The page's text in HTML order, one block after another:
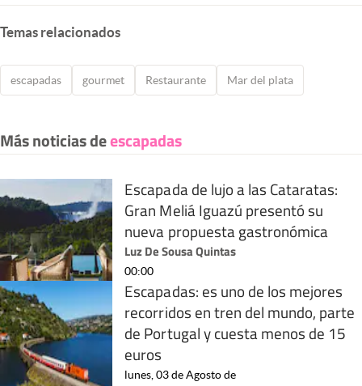
Temas relacionados
escapadas gourmet Restaurante Mar del plata
Más noticias deescapadas
Escapada de lujo a las Cataratas:
Gran Meliá Iguazú presentó su
nueva propuesta gastronómica
Luz De Sousa Quintas
00:00
Escapadas: es uno de los mejores
recorridos en tren del mundo, parte
de Portugal y cuesta menos de 15
euros
lunes, 03 de Agosto de